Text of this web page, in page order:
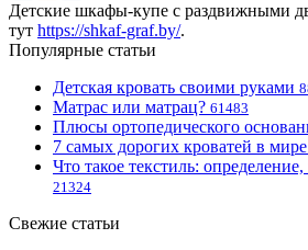
Детские шкафы-купе с раздвижными
тут https://shkaf-graf.by/.
Популярные статьи
Детская кровать своими руками
Матрас или матрац? 61483
Плюсы ортопедического
7 самых дорогих кроватей в мире
Что такое текстиль:
21324
Свежие статьи